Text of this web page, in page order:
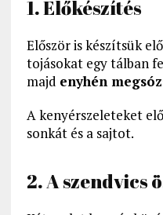
1. Előkészítés
Először is készítsük
tojásokat egy tálban
majd enyhén
A kenyérszeleteket
sonkát és a sajtot.
2. A szendvics